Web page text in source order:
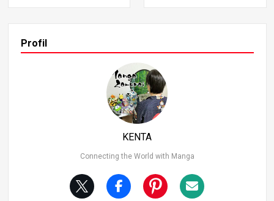
Profil
KENTA
Connecting the World with Manga